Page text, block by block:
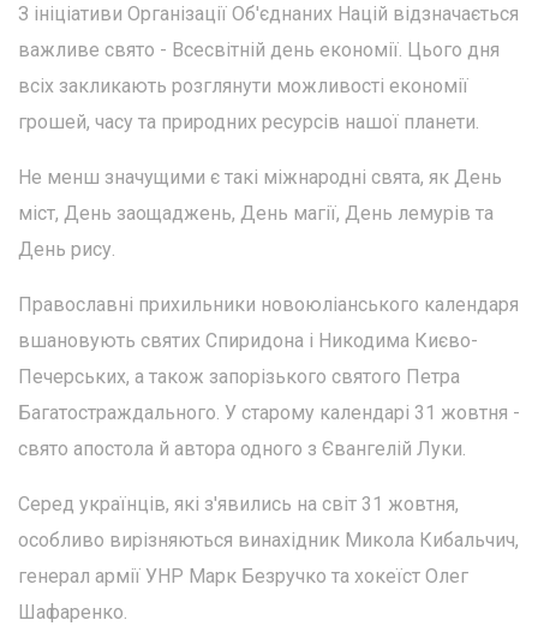
З ініціативи Організації Об'єднаних Націй відзначається
важливе свято - Всесвітній день економії. Цього дня
всіх закликають розглянути можливості економії
грошей, часу та природних ресурсів нашої планети.
Не менш значущими є такі міжнародні свята, як День
міст, День заощаджень, День магії, День лемурів та
День рису.
Православні прихильники новоюліанського календаря
вшановують святих Спиридона і Никодима Києво-
Печерських, а також запорізького святого Петра
Багатостраждального. У старому календарі 31 жовтня -
свято апостола й автора одного з Євангелій Луки.
Серед українців, які з'явились на світ 31 жовтня,
особливо вирізняються винахідник Микола Кибальчич,
генерал армії УНР Марк Безручко та хокеїст Олег
Шафаренко.